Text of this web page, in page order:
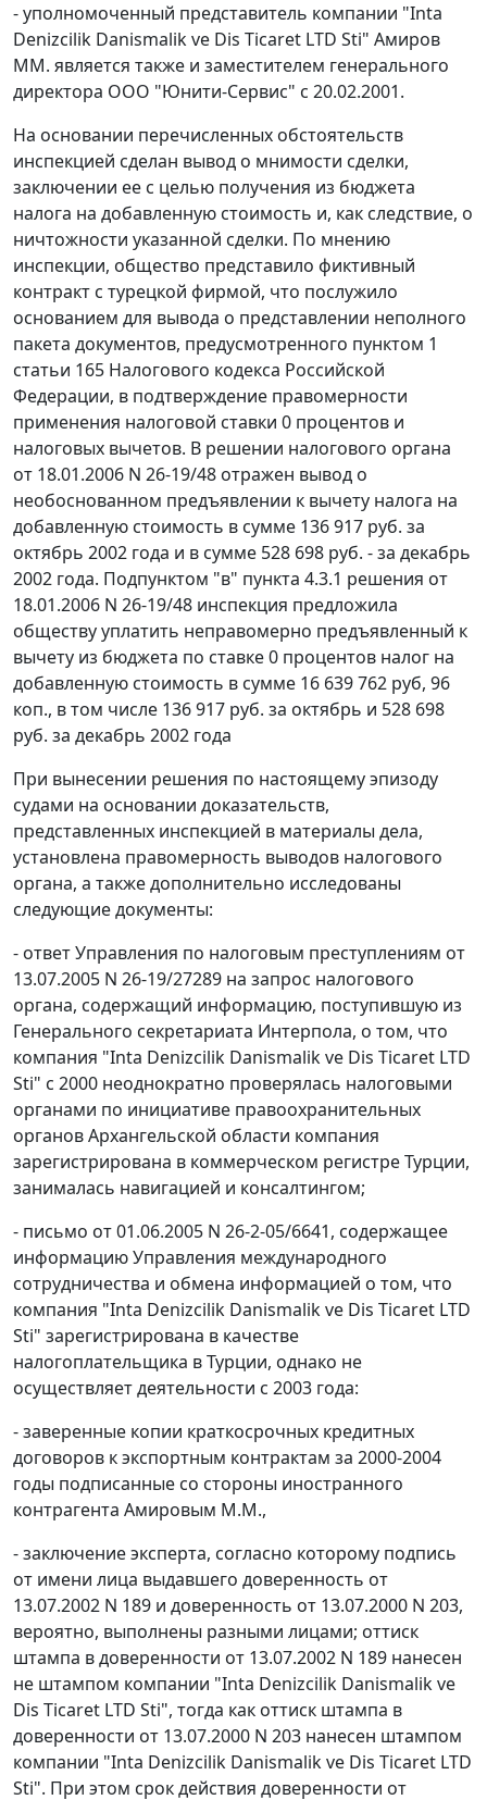
- уполномоченный представитель компании "Inta
Denizcilik Danismalik ve Dis Ticaret LTD Sti" Амиров
MM. является также и заместителем генерального
директора ООО "Юнити-Сервис" с 20.02.2001.
На основании перечисленных обстоятельств
инспекцией сделан вывод о мнимости сделки,
заключении ее с целью получения из бюджета
налога на добавленную стоимость и, как следствие, о
ничтожности указанной сделки. По мнению
инспекции, общество представило фиктивный
контракт с турецкой фирмой, что послужило
основанием для вывода о представлении неполного
пакета документов, предусмотренного пунктом 1
статьи 165 Налогового кодекса Российской
Федерации, в подтверждение правомерности
применения налоговой ставки 0 процентов и
налоговых вычетов. В решении налогового органа
от 18.01.2006 N 26-19/48 отражен вывод о
необоснованном предъявлении к вычету налога на
добавленную стоимость в сумме 136 917 руб. за
октябрь 2002 года и в сумме 528 698 руб. - за декабрь
2002 года. Подпунктом "в" пункта 4.3.1 решения от
18.01.2006 N 26-19/48 инспекция предложила
обществу уплатить неправомерно предъявленный к
вычету из бюджета по ставке 0 процентов налог на
добавленную стоимость в сумме 16 639 762 руб, 96
коп., в том числе 136 917 руб. за октябрь и 528 698
руб. за декабрь 2002 года
При вынесении решения по настоящему эпизоду
судами на основании доказательств,
представленных инспекцией в материалы дела,
установлена правомерность выводов налогового
органа, а также дополнительно исследованы
следующие документы:
- ответ Управления по налоговым преступлениям от
13.07.2005 N 26-19/27289 на запрос налогового
органа, содержащий информацию, поступившую из
Генерального секретариата Интерпола, о том, что
компания "Inta Denizcilik Danismalik ve Dis Ticaret LTD
Sti" с 2000 неоднократно проверялась налоговыми
органами по инициативе правоохранительных
органов Архангельской области компания
зарегистрирована в коммерческом регистре Турции,
занималась навигацией и консалтингом;
- письмо от 01.06.2005 N 26-2-05/6641, содержащее
информацию Управления международного
сотрудничества и обмена информацией о том, что
компания "Inta Denizcilik Danismalik ve Dis Ticaret LTD
Sti" зарегистрирована в качестве
налогоплательщика в Турции, однако не
осуществляет деятельности с 2003 года:
- заверенные копии краткосрочных кредитных
договоров к экспортным контрактам за 2000-2004
годы подписанные со стороны иностранного
контрагента Амировым М.М.,
- заключение эксперта, согласно которому подпись
от имени лица выдавшего доверенность от
13.07.2002 N 189 и доверенность от 13.07.2000 N 203,
вероятно, выполнены разными лицами; оттиск
штампа в доверенности от 13.07.2002 N 189 нанесен
не штампом компании "Inta Denizcilik Danismalik ve
Dis Ticaret LTD Sti", тогда как оттиск штампа в
доверенности от 13.07.2000 N 203 нанесен штампом
компании "Inta Denizcilik Danismalik ve Dis Ticaret LTD
Sti". При этом срок действия доверенности от